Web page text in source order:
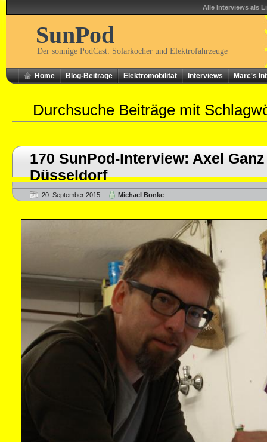
Alle Interviews als
SunPod
Der sonnige PodCast: Solarkocher und Elektrofahrzeuge
Home Blog-Beiträge Elektromobilität Interviews Marc's
Durchsuche Beiträge mit
170 SunPod-Interview: Axel
Düsseldorf
20. September 2015 Michael Bonke